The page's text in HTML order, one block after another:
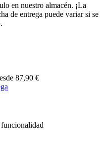
en nuestro almacén. ¡La
de entrega puede variar si se
87,90 €